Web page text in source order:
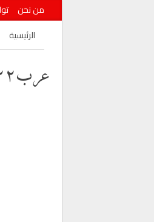
من نحن
الرئيسية
عرب٢٢ آرت